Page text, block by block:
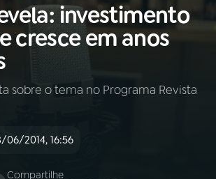
Buscar
AO VIVO
investimento
cresce em anos
sobre o tema no Programa Revista
06/2014, 16:56
Compartilhe